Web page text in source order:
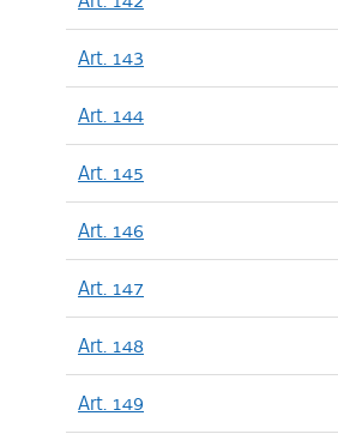
Art. 143
Art. 144
Art. 145
Art. 146
Art. 147
Art. 148
Art. 149